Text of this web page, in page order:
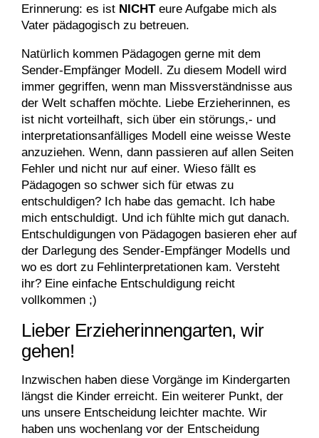
Erinnerung: es ist NICHTeure Aufgabe mich als
Vater pädagogisch zu betreuen.
Natürlich kommen Pädagogen gerne mit dem
Sender-Empfänger Modell. Zu diesem Modell wird
immer gegriffen, wenn man Missverständnisse aus
der Welt schaffen möchte. Liebe Erzieherinnen, es
ist nicht vorteilhaft, sich über ein störungs,- und
interpretationsanfälliges Modell eine weisse Weste
anzuziehen. Wenn, dann passieren auf allen Seiten
Fehler und nicht nur auf einer. Wieso fällt es
Pädagogen so schwer sich für etwas zu
entschuldigen? Ich habe das gemacht. Ich habe
mich entschuldigt. Und ich fühlte mich gut danach.
Entschuldigungen von Pädagogen basieren eher auf
der Darlegung des Sender-Empfänger Modells und
wo es dort zu Fehlinterpretationen kam. Versteht
ihr? Eine einfache Entschuldigung reicht
vollkommen ;)
Lieber Erzieherinnengarten, wir
gehen!
Inzwischen haben diese Vorgänge im Kindergarten
längst die Kinder erreicht. Ein weiterer Punkt, der
uns unsere Entscheidung leichter machte. Wir
haben uns wochenlang vor der Entscheidung